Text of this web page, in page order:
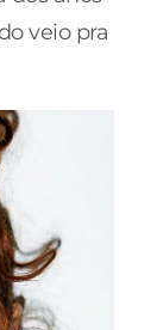
veio pra